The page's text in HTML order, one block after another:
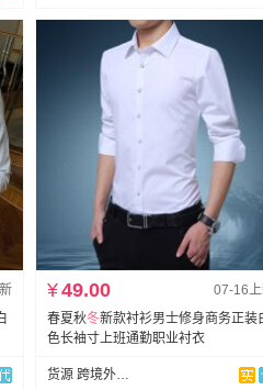
07-16
¥49.00
春夏秋冬新款衬衫男士修身商务正装
色长袖寸上班通勤职业衬衣
货源 跨境外贸专供